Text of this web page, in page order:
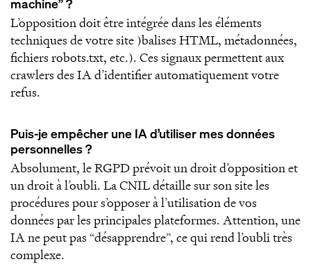
L’opposition doit être intégrée dans les éléments
techniques de votre site )balises HTML, métadonnées,
fichiers robots.txt, etc.). Ces signaux permettent aux
crawlers des IA d’identifier automatiquement votre
refus.
Puis-je empêcher une IA d’utiliser mes données
personnelles ?
Absolument, le RGPD prévoit un droit d’opposition et
un droit à l’oubli. La CNIL détaille sur son site les
procédures pour s’opposer à l’utilisation de vos
données par les principales plateformes. Attention, une
IA ne peut pas “désapprendre”, ce qui rend l’oubli très
complexe.